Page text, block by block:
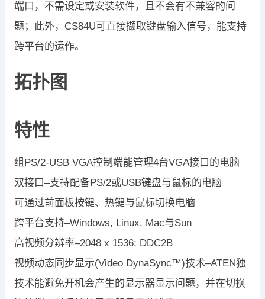
端口，不需设定或安装软件，且不会有不兼容的问
题；此外，CS84U可直接撷取键盘输入信号，能支持
跨平台的运作。
拓扑图
特性
组PS/2-USB VGA控制端能管理4台VGA接口的电脑
双接口–支持配备PS/2或USB键盘与鼠标的电脑
可通过前面板按键、热键与鼠标切换电脑
跨平台支持–Windows, Linux, Mac与Sun
高视频分辨率–2048 x 1536; DDC2B
视频动态同步显示(Video DynaSync™)技术–ATEN独
技术能避免开机会产生的显示器显示问题，并在切换